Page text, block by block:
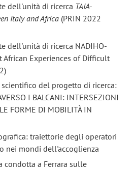
dell'unità di ricerca TAIA-
Italy and Africa (PRIN 2022
dell'unità di ricerca NADIHO-
African Experiences of Difficult
del progetto di ricerca:
I BALCANI: INTERSEZIONI
FORME DI MOBILITÀ IN
traiettorie degli operatori
nei mondi dell'accoglienza
condotta a Ferrara sulle